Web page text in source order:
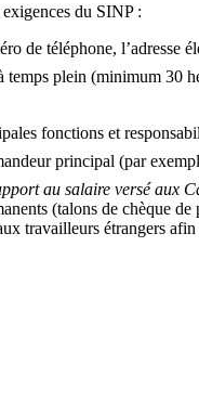
du SINP :
de téléphone, l’adresse
temps plein (minimum 30
fonctions et
principal (par
au salaire versé aux
(talons de chèque
travailleurs étrangers